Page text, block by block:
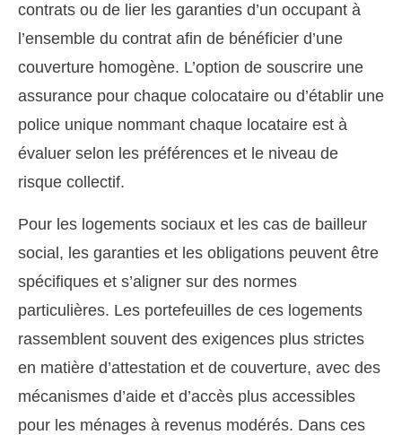
contrats ou de lier les garanties d’un occupant à
l’ensemble du contrat afin de bénéficier d’une
couverture homogène. L’option de souscrire une
assurance pour chaque colocataire ou d’établir une
police unique nommant chaque locataire est à
évaluer selon les préférences et le niveau de
risque collectif.
Pour les logements sociaux et les cas de bailleur
social, les garanties et les obligations peuvent être
spécifiques et s’aligner sur des normes
particulières. Les portefeuilles de ces logements
rassemblent souvent des exigences plus strictes
en matière d’attestation et de couverture, avec des
mécanismes d’aide et d’accès plus accessibles
pour les ménages à revenus modérés. Dans ces